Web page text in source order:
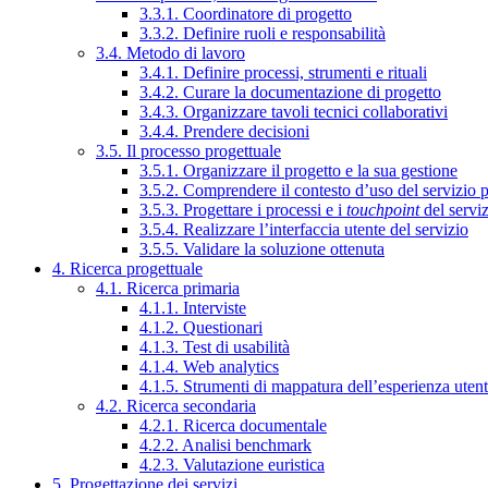
3.3.1. Coordinatore di progetto
3.3.2. Definire ruoli e responsabilità
3.4. Metodo di lavoro
3.4.1. Definire processi, strumenti e rituali
3.4.2. Curare la documentazione di progetto
3.4.3. Organizzare tavoli tecnici collaborativi
3.4.4. Prendere decisioni
3.5. Il processo progettuale
3.5.1. Organizzare il progetto e la sua gestione
3.5.2. Comprendere il contesto d’uso del servizio
3.5.3. Progettare i processi e i touchpointdel
3.5.4. Realizzare l’interfaccia utente del servizio
3.5.5. Validare la soluzione ottenuta
4. Ricerca progettuale
4.1. Ricerca primaria
4.1.1. Interviste
4.1.2. Questionari
4.1.3. Test di usabilità
4.1.4. Web analytics
4.1.5. Strumenti di mappatura dell’esperienza
4.2. Ricerca secondaria
4.2.1. Ricerca documentale
4.2.2. Analisi benchmark
4.2.3. Valutazione euristica
5. Progettazione dei servizi